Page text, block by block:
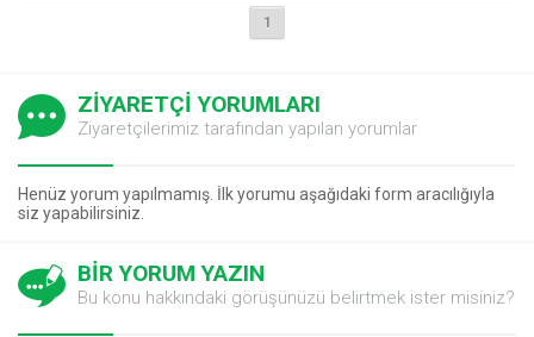
1
ZİYARETÇİ YORUMLARI
Ziyaretçilerimiz tarafından yapılan yorumlar
Henüz yorum yapılmamış. İlk yorumu aşağıdaki form aracılığıyla
siz yapabilirsiniz.
BİR YORUM YAZIN
Bu konu hakkındaki görüşünüzü belirtmek ister misiniz?